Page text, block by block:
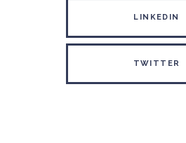
LINKEDIN
TWITTER